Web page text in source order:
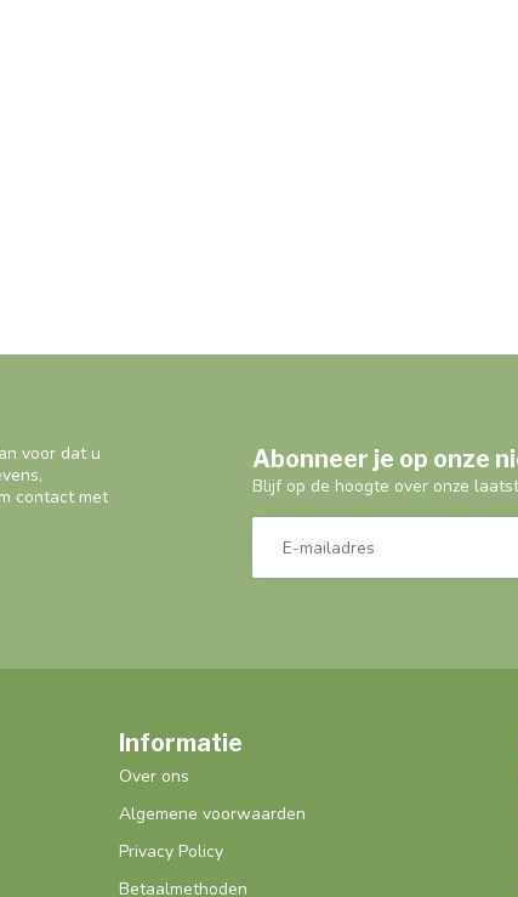
voor dat u
contact met
Abonneer je op onze
Blijf op de hoogte over onze
Informatie
Over ons
Algemene voorwaarden
Privacy Policy
Betaalmethoden